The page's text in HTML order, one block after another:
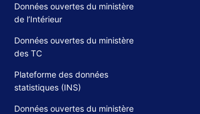
Données ouvertes du ministère
de l’Intérieur
Données ouvertes du ministère
des TC
Plateforme des données
statistiques (INS)
Données ouvertes du ministère